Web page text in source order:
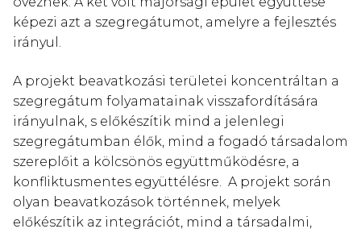
képezi azt a szegregátumot, amelyre a fejlesztés
irányul.
A projekt beavatkozási területei koncentráltan a
szegregátum folyamatainak visszafordítására
irányulnak, s előkészítik mind a jelenlegi
szegregátumban élők, mind a fogadó társadalom
szereplőit a kölcsönös együttműködésre, a
konfliktusmentes együttélésre. A projekt során
olyan beavatkozások történnek, melyek
előkészítik az integrációt, mind a társadalmi,